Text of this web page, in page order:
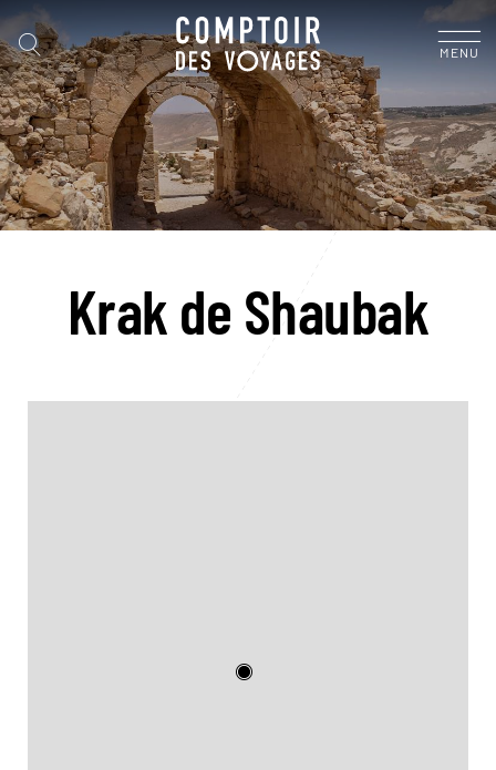
MENU
Krak de Shaubak